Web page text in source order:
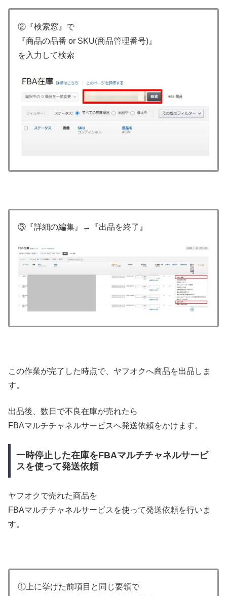
②『検索窓』で
『商品の品番 or SKU(商品管理番号)』
を入力して検索
③『詳細の編集』→『出品を終了』
この作業が完了した時点で、ヤフオクへ商品を出品しま
す。
出品後、数日で不良在庫が売れたら
FBAマルチチャネルサービスへ発送依頼をかけます。
一時停止した在庫をFBAマルチチャネルサービ
スを使って発送依頼
ヤフオクで売れた商品を
FBAマルチチャネルサービスを使って発送依頼を行いま
す。
①上に挙げた前項目と同じ要領で